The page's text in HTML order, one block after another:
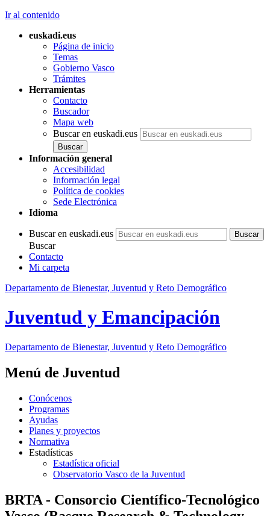
Ir al contenido
euskadi.eus
Página de inicio
Temas
Gobierno Vasco
Trámites
Herramientas
Contacto
Buscador
Mapa web
Buscar en euskadi.eus
Información general
Accesibilidad
Información legal
Política de cookies
Sede Electrónica
Idioma
Buscar en euskadi.eus
Buscar
Contacto
Mi carpeta
Departamento de Bienestar, Juventud y Reto Demográfico
Juventud y Emancipación
Departamento de Bienestar, Juventud y Reto Demográfico
Menú de Juventud
Conócenos
Programas
Ayudas
Planes y proyectos
Normativa
Estadísticas
Estadística oficial
Observatorio Vasco de la Juventud
BRTA - Consorcio Científico-Tecnológico